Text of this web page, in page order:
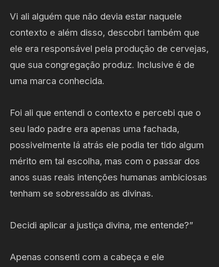
Vi ali alguém que não devia estar naquele
contexto e além disso, descobri também que
ele era responsável pela produção de cervejas,
que sua congregação produz. Inclusive é de
uma marca conhecida.
Foi ali que entendi o contexto e percebi que o
seu lado padre era apenas uma fachada,
possivelmente lá atrás ele podia ter tido algum
mérito em tal escolha, mas com o passar dos
anos suas reais intenções humanas ambiciosas
tenham se sobressaído as divinas.
Decidi aplicar a justiça divina, me entende?”
Apenas consenti com a cabeça e ele